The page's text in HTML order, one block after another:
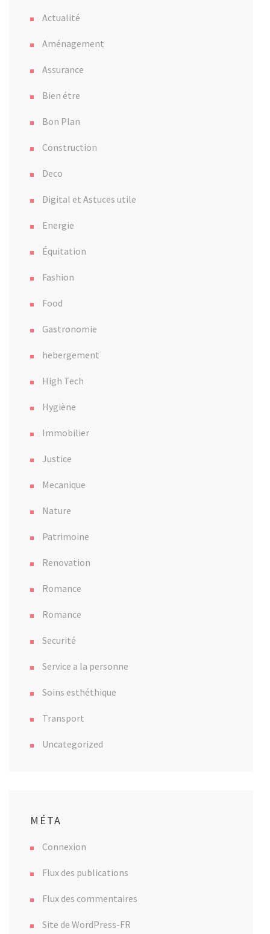
Actualité
Aménagement
Assurance
Bien étre
Bon Plan
Construction
Deco
Digital et Astuces utile
Energie
Équitation
Fashion
Food
Gastronomie
hebergement
High Tech
Hygiène
Immobilier
Justice
Mecanique
Nature
Patrimoine
Renovation
Romance
Romance
Securité
Service a la personne
Soins esthéthique
Transport
Uncategorized
MÉTA
Connexion
Flux des publications
Flux des commentaires
Site de WordPress-FR